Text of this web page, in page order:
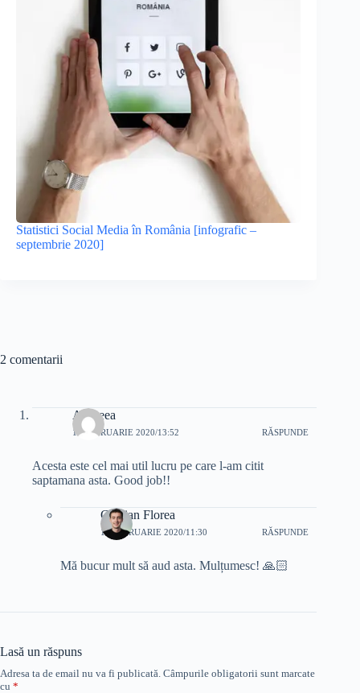
Statistici Social Media în România [infografic –
septembrie 2020]
2 comentarii
Andreea
14 FEBRUARIE 2020/13:52 RĂSPUNDE
Acesta este cel mai util lucru pe care l-am citit
saptamana asta. Good job!!
Cristian Florea
17 FEBRUARIE 2020/11:30 RĂSPUNDE
Mă bucur mult să aud asta. Mulțumesc! 🙏🏻
Lasă un răspuns
Adresa ta de email nu va fi publicată. Câmpurile obligatorii sunt marcate
cu *